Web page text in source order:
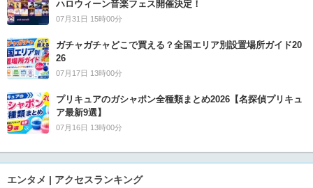
ハロウィーン音楽フェス開催決定！
07月31日 15時00分
ガチャガチャどこで買える？全国エリア別設置場所ガイド20
26
07月17日 13時00分
プリキュアのガシャポン全種類まとめ2026【名探偵プリキュ
ア最新9選】
07月16日 13時00分
エンタメ | アクセスランキング